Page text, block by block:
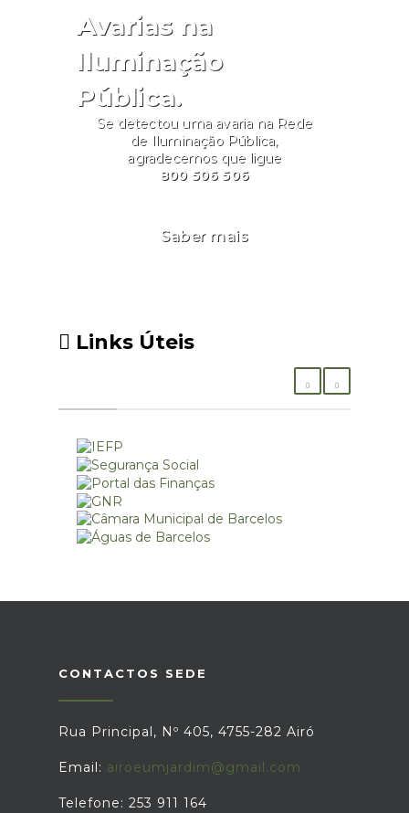
Avarias na
Iluminação
Pública.
Se detectou uma avaria na Rede
de Iluminação Pública,
agradecemos que ligue
800 506 506
Saber mais
Links Úteis
CONTACTOS SEDE
Rua Principal, Nº 405, 4755-282 Airó
Email: airoeumjardim@gmail.com
Telefone: 253 911 164